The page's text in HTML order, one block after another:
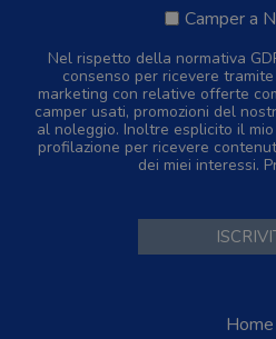
Camper a
Nel rispetto della normativa
consenso per ricevere
marketing con relative offerte
camper usati, promozioni del
al noleggio. Inoltre esplicito il
profilazione per ricevere
dei miei interessi.
Home